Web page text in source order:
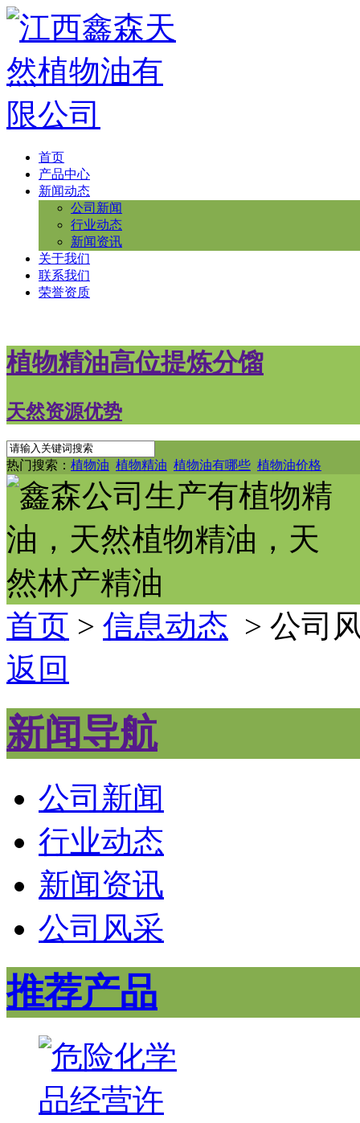
首页
产品中心
新闻动态
公司新闻
行业动态
新闻资讯
关于我们
联系我们
荣誉资质
植物精油高位提炼分馏
天然资源优势
热门搜索： 植物油 植物精油 植物油有哪些 植物油价格
首页 > 信息动态 > 公司
返回
新闻导航
公司新闻
行业动态
新闻资讯
公司风采
推荐产品